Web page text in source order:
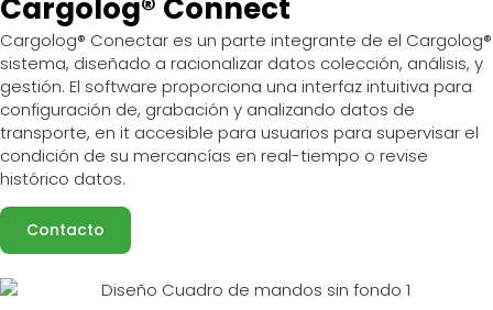
Cargolog® Connect
Cargolog® Conectar es un parte integrante de el Cargolog®
sistema, diseñado a racionalizar datos colección, análisis, y
gestión. El software proporciona una interfaz intuitiva para
configuración de, grabación y analizando datos de
transporte, en it accesible para usuarios para supervisar el
condición de su mercancías en real-tiempo o revise
histórico datos.
Contacto